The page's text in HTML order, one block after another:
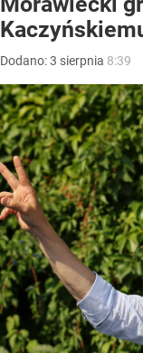
Dodano:3 sierpnia 8:39